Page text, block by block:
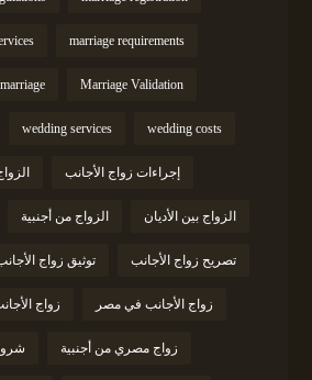
marriage requirements
Marriage Validation
wedding costs
wedding services
إجراءات زواج الأجانب
الزواج بين الأديان الزواج من أجنبية
تصريح زواج الأجانب توثيق زواج
زواج الأجانب في مصر زواج
زواج مصري من أجنبية